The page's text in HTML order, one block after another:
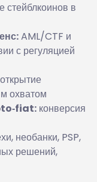
стейблкоинов в
AML/CTF и
с регуляцией
открытие
охватом
конверсия
необанки, PSP,
решений,